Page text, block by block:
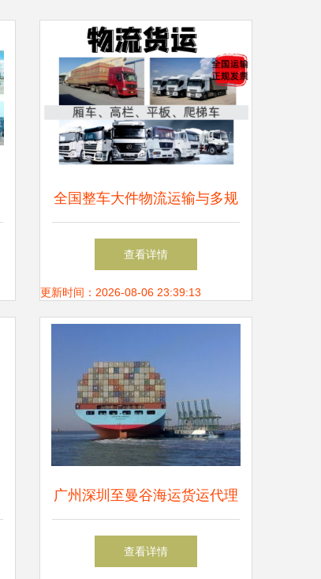
全国整车大件物流运输与多规
格空车配货服务解决方案
查看详情
更新时间：2026-08-06 23:39:13
广州深圳至曼谷海运货运代理
一站式服务解决方案
查看详情